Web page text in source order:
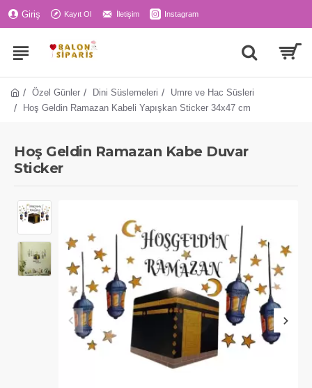
Giriş Kayıt Ol İletişim Instagram
Özel Günler Dini Süslemeleri
Umre ve Hac Süsleri
Hoş Geldin Ramazan Kabeli Yapışkan Sticker 34x47 cm
Hoş Geldin Ramazan Kabe Duvar
Sticker